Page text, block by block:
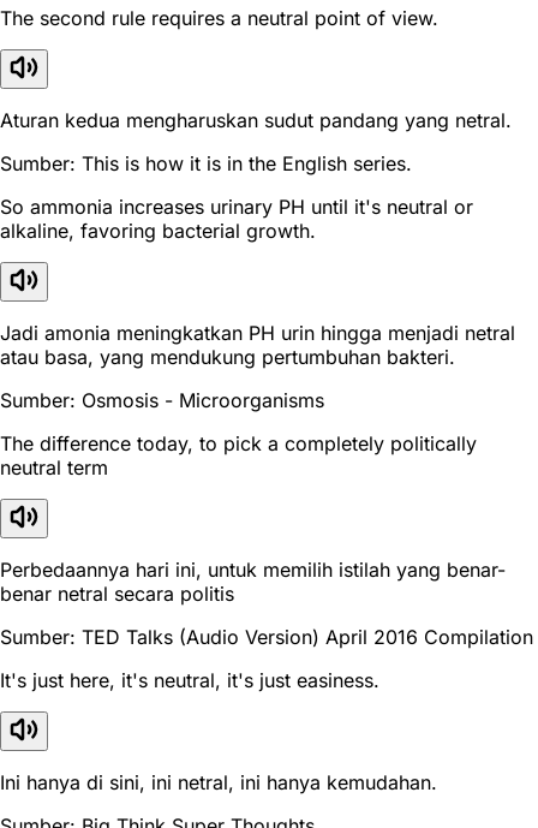
The second rule requires a neutral point of view.
Aturan kedua mengharuskan sudut pandang yang netral.
Sumber: This is how it is in the English series.
So ammonia increases urinary PH until it's neutral or
alkaline, favoring bacterial growth.
Jadi amonia meningkatkan PH urin hingga menjadi netral
atau basa, yang mendukung pertumbuhan bakteri.
Sumber: Osmosis - Microorganisms
The difference today, to pick a completely politically
neutral term
Perbedaannya hari ini, untuk memilih istilah yang benar-
benar netral secara politis
Sumber: TED Talks (Audio Version) April 2016 Compilation
It's just here, it's neutral, it's just easiness.
Ini hanya di sini, ini netral, ini hanya kemudahan.